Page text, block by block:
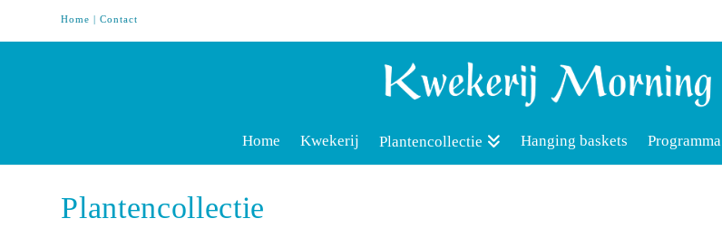
Home |Contact
Home Kwekerij Plantencollectie Hanging baskets Programma
Plantencollectie